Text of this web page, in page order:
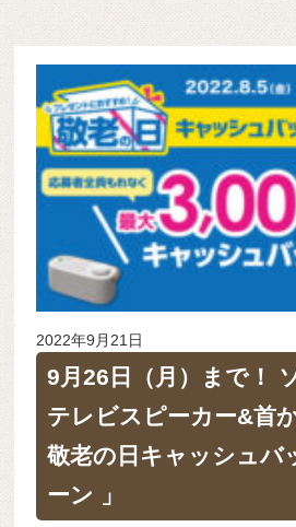
2022年9月21日
9月26日（月）まで！
テレビスピーカー&首
敬老の日キャッシュバ
ーン 」